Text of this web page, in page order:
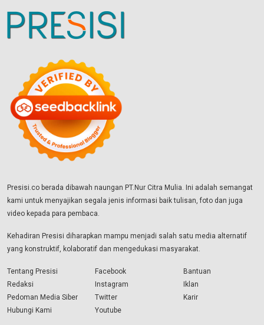
Presisi.co berada dibawah naungan PT.Nur Citra Mulia. Ini adalah semangat
kami untuk menyajikan segala jenis informasi baik tulisan, foto dan juga
video kepada para pembaca.
Kehadiran Presisi diharapkan mampu menjadi salah satu media alternatif
yang konstruktif, kolaboratif dan mengedukasi masyarakat.
Tentang Presisi
Redaksi
Pedoman Media Siber
Hubungi Kami
Facebook
Instagram
Twitter
Youtube
Bantuan
Iklan
Karir